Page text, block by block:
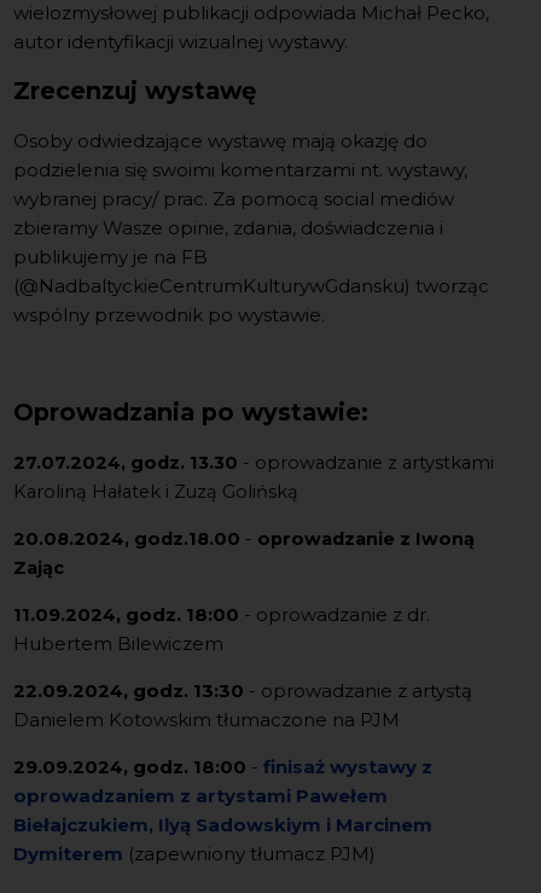
wielozmysłowej publikacji odpowiada Michał Pecko,
autor identyfikacji wizualnej wystawy.
Zrecenzuj wystawę
Osoby odwiedzające wystawę mają okazję do
podzielenia się swoimi komentarzami nt. wystawy,
wybranej pracy/ prac. Za pomocą social mediów
zbieramy Wasze opinie, zdania, doświadczenia i
publikujemy je na FB
(@NadbaltyckieCentrumKulturywGdansku) tworząc
wspólny przewodnik po wystawie.
Oprowadzania po wystawie:
27.07.2024, godz. 13.30 - oprowadzanie z artystkami
Karoliną Hałatek i Zuzą Golińską
20.08.2024, godz.18.00 - oprowadzanie z Iwoną
Zając
11.09.2024, godz. 18:00 - oprowadzanie z dr.
Hubertem Bilewiczem
22.09.2024, godz. 13:30 - oprowadzanie z artystą
Danielem Kotowskim tłumaczone na PJM
29.09.2024, godz. 18:00 -finisaż wystawy z
oprowadzaniem z artystami Pawełem
Biełajczukiem, Ilyą Sadowskiym i Marcinem
Dymiterem (zapewniony tłumacz PJM)